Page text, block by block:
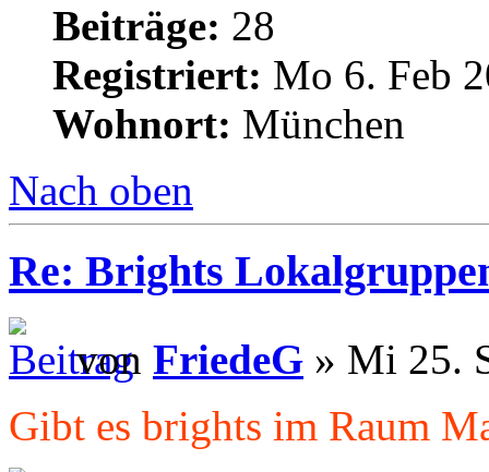
Beiträge: 28
Registriert: Mo 6. Feb
Wohnort: München
Nach oben
Re: Brights
von FriedeG » Mi 25.
Gibt es brights im Raum